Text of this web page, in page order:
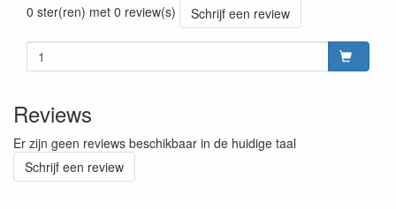
0 ster(ren) met 0 review(s)
Schrijf een review
Reviews
Er zijn geen reviews beschikbaar in de huidige taal
Schrijf een review